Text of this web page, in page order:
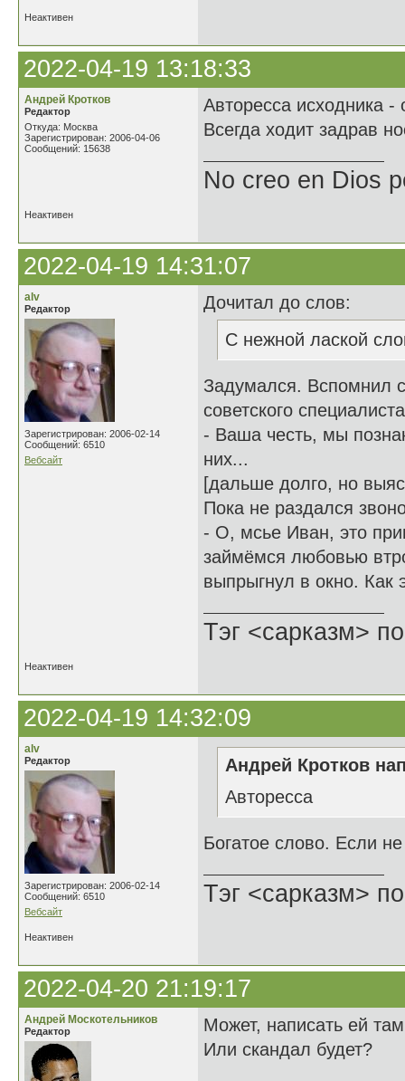
Неактивен
2022-04-19 13:18:33
Андрей Кротков
Редактор
Откуда: Москва
Зарегистрирован: 2006-04-06
Сообщений: 15638
Авторесса исходника -
Всегда ходит задрав
No creo en Dios
Неактивен
2022-04-19 14:31:07
alv
Редактор
Зарегистрирован: 2006-02-14
Сообщений: 6510
Вебсайт
Дочитал до слов:
С нежной лаской
Задумался. Вспомнил
советского
- Ваша честь, мы
них...
[дальше долго, но
Пока не раздался
- О, мсье Иван, это
займёмся любовью
выпрыгнул в окно. Как
Тэг <сарказм>
Неактивен
2022-04-19 14:32:09
alv
Редактор
Зарегистрирован: 2006-02-14
Сообщений: 6510
Вебсайт
Андрей Кротков
Авторесса
Богатое слово. Если
Тэг <сарказм>
Неактивен
2022-04-20 21:19:17
Андрей Москотельников
Редактор
Может, написать ей
Или скандал будет?